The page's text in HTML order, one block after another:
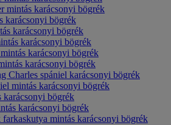
mintás karácsonyi bögrék
karácsonyi bögrék
karácsonyi bögrék
karácsonyi bögrék
karácsonyi bögrék
karácsonyi bögrék
Charles spániel karácsonyi bögrék
mintás karácsonyi bögrék
karácsonyi bögrék
karácsonyi bögrék
farkaskutya mintás karácsonyi bögrék